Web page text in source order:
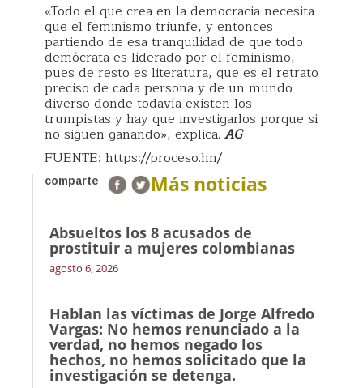
«Todo el que crea en la democracia necesita
que el feminismo triunfe, y entonces
partiendo de esa tranquilidad de que todo
demócrata es liderado por el feminismo,
pues de resto es literatura, que es el retrato
preciso de cada persona y de un mundo
diverso donde todavía existen los
trumpistas y hay que investigarlos porque si
no siguen ganando», explica. AG
FUENTE: https://proceso.hn/
comparte Más noticias
Absueltos los 8 acusados de
prostituir a mujeres colombianas
agosto 6, 2026
Hablan las víctimas de Jorge Alfredo
Vargas: No hemos renunciado a la
verdad, no hemos negado los
hechos, no hemos solicitado que la
investigación se detenga.